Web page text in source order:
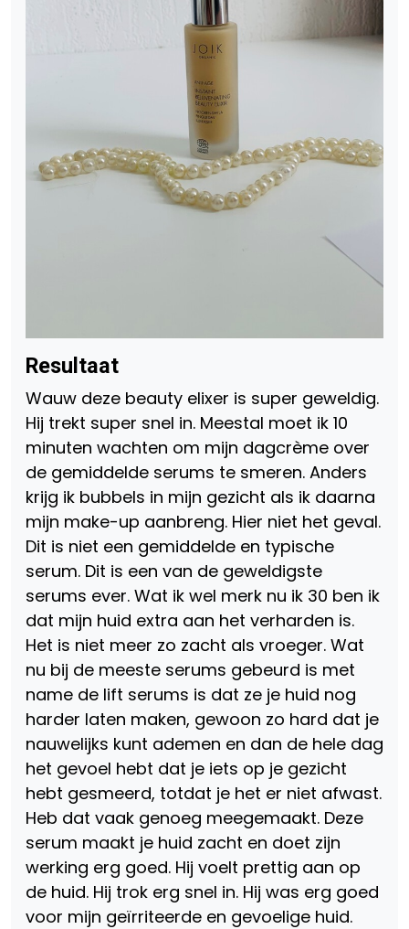
Resultaat
Wauw deze beauty elixer is super geweldig.
Hij trekt super snel in. Meestal moet ik 10
minuten wachten om mijn dagcrème over
de gemiddelde serums te smeren. Anders
krijg ik bubbels in mijn gezicht als ik daarna
mijn make-up aanbreng. Hier niet het geval.
Dit is niet een gemiddelde en typische
serum. Dit is een van de geweldigste
serums ever. Wat ik wel merk nu ik 30 ben ik
dat mijn huid extra aan het verharden is.
Het is niet meer zo zacht als vroeger. Wat
nu bij de meeste serums gebeurd is met
name de lift serums is dat ze je huid nog
harder laten maken, gewoon zo hard dat je
nauwelijks kunt ademen en dan de hele dag
het gevoel hebt dat je iets op je gezicht
hebt gesmeerd, totdat je het er niet afwast.
Heb dat vaak genoeg meegemaakt. Deze
serum maakt je huid zacht en doet zijn
werking erg goed. Hij voelt prettig aan op
de huid. Hij trok erg snel in. Hij was erg goed
voor mijn geïrriteerde en gevoelige huid.